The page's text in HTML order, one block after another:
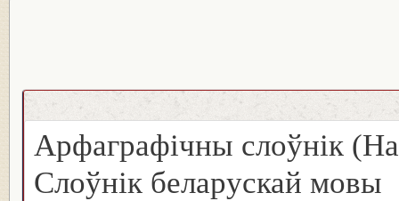
Арфаграфічны слоўнік
Слоўнік беларускай мовы